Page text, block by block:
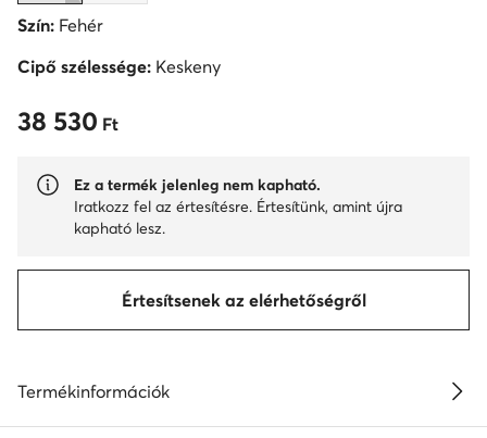
Szín: Fehér
Cipő szélessége: Keskeny
38 530 Ft
38 530 Ft
Ez a termék jelenleg nem kapható.
Iratkozz fel az értesítésre. Értesítünk, amint újra
kapható lesz.
Értesítsenek az elérhetőségről
Termékinformációk